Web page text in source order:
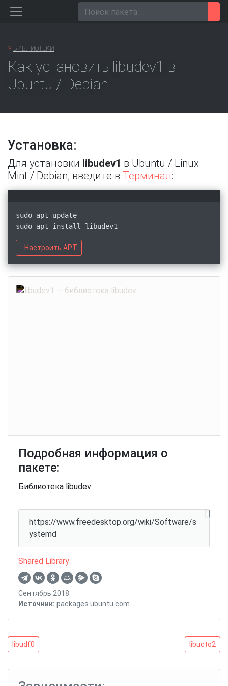
Перейти
» БИБЛИОТЕКИ
Как установить libudev1 в
Ubuntu / Debian
Установка:
Для установки libudev1 в Ubuntu / Linux
Mint / Debian, введите в Терминал:
sudo apt update
sudo apt install libudev1
Настроить APT
Подробная информация о
пакете:
Библиотека libudev
https://www.freedesktop.org/wiki/Software/s
ystemd
Shared Library
Сентябрь 2018
Источник: packages.ubuntu.com
Навигация
записям
libudf0
libudf0 libucto2
libucto2